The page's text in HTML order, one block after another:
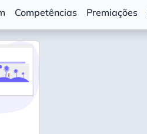
Competências Premiações